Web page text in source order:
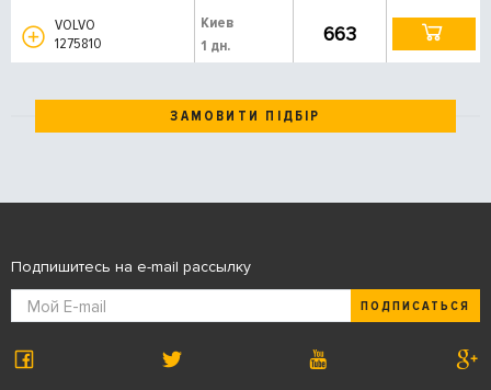
VOLVO
1275810
Киев
1 дн.
663
ЗАМОВИТИ ПІДБІР
Подпишитесь на e-mail рассылку
ПОДПИСАТЬСЯ